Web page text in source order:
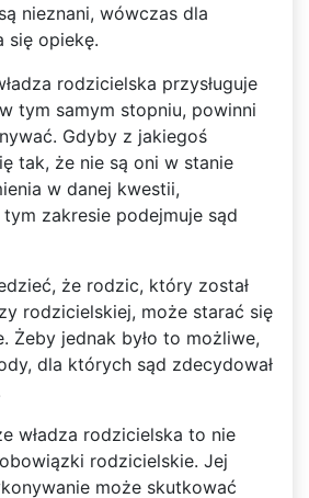
nieznani, wówczas dla
się opiekę.
rodzicielska przysługuje
tym samym stopniu, powinni
Gdyby z jakiegoś
tak, że nie są oni w stanie
w danej kwestii,
zakresie podejmuje sąd
że rodzic, który został
rodzicielskiej, może starać się
Żeby jednak było to możliwe,
dla których sąd zdecydował
władza rodzicielska to nie
rodzicielskie. Jej
może skutkować